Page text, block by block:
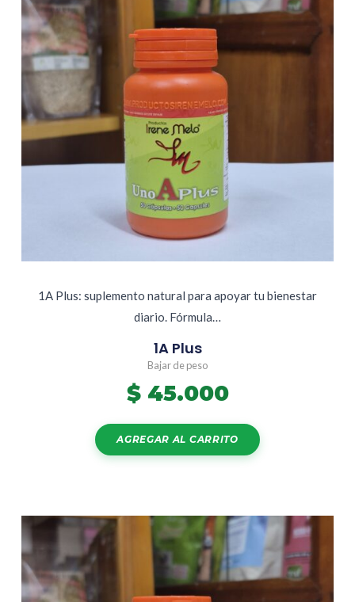
1A Plus: suplemento natural para apoyar tu bienestar
diario. Fórmula…
1A Plus
Bajar de peso
$45.000
AGREGAR AL CARRITO